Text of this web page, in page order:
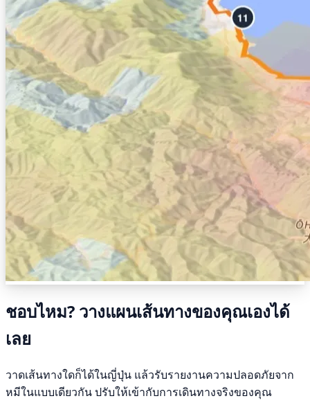
ชอบไหม? วางแผนเส้นทางของคุณเองได้
เลย
วาดเส้นทางใดก็ได้ในญี่ปุ่น แล้วรับรายงานความปลอดภัยจาก
หมีในแบบเดียวกัน ปรับให้เข้ากับการเดินทางจริงของคุณ